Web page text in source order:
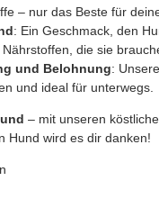
– nur das Beste für
: Ein Geschmack, den
die sie
und Belohnung:
und ideal für unterwegs.
– mit unseren
Hund wird es dir danken!